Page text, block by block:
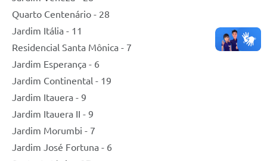
Quarto Centenário - 28
Jardim Itália - 11
Residencial Santa Mônica - 7
Jardim Esperança - 6
Jardim Continental - 19
Jardim Itauera - 9
Jardim Itauera II - 9
Jardim Morumbi - 7
Jardim José Fortuna - 6